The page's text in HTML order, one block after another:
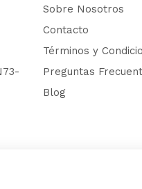
Sobre Nosotros
Contacto
Términos y
Preguntas
Blog